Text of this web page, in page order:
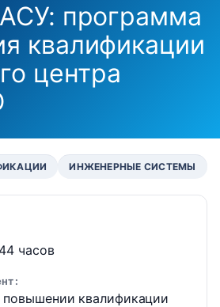
программа
квалификации
центра
ИНЖЕНЕРНЫЕ СИСТЕМЫ
часов
квалификации